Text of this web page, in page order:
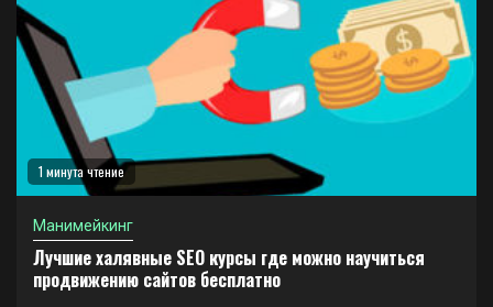
1 минута чтение
Манимейкинг
Лучшие халявные SEO курсы где можно научиться
продвижению сайтов бесплатно